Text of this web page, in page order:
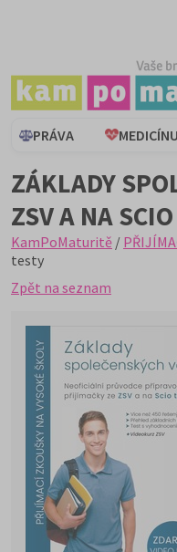
PRÁVA MEDICÍNU
ZÁKLADY
ZSV A NA
KamPoMaturitě /
testy
Zpět na seznam
Základy